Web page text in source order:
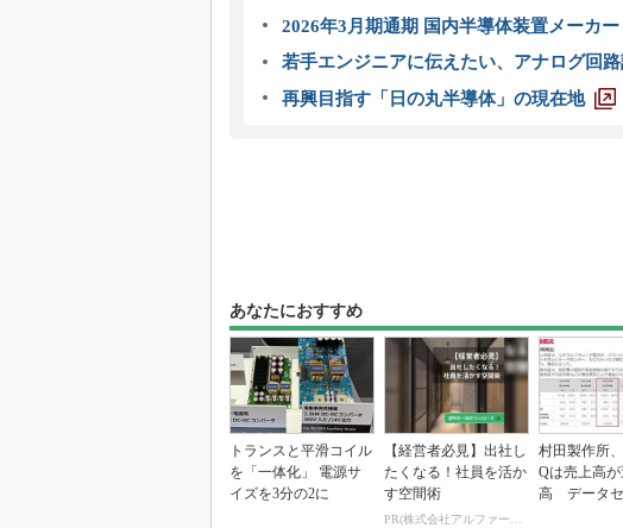
2026年3月期通期 国内半導体装置メーカ
若手エンジニアに伝えたい、アナログ回
再興目指す「日の丸半導体」の現在地
あなたにおすすめ
トランスと平滑コイル
を「一体化」 電源サ
イズを3分の2に
【経営者必見】出社し
たくなる！社員を活か
す空間術
PR(株式会社アルファーテクノ)
村田製作所
Qは売上高
高 データセ